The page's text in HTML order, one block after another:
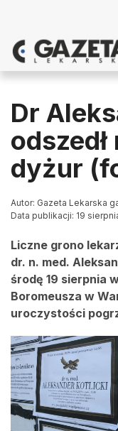
Dr
dyżur
Autor: Gazeta Lekarska
Data publikacji: 19
Liczne grono
dr. n. med.
środę 19 sierpnia
Boromeusza w
uroczystości